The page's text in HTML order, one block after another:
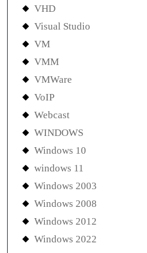
VHD
Visual Studio
VM
VMM
VMWare
VoIP
Webcast
WINDOWS
Windows 10
windows 11
Windows 2003
Windows 2008
Windows 2012
Windows 2022